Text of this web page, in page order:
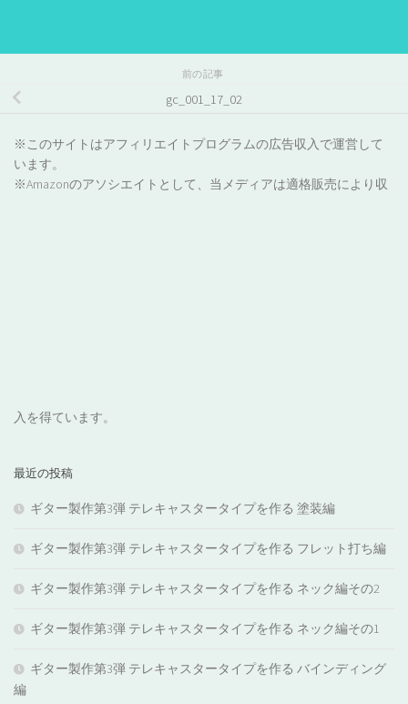
前の記事
gc_001_17_02
※このサイトはアフィリエイトプログラムの広告収入で運営して
います。
※Amazonのアソシエイトとして、当メディアは適格販売により収
入を得ています。
最近の投稿
ギター製作第3弾 テレキャスタータイプを作る 塗装編
ギター製作第3弾 テレキャスタータイプを作る フレット打ち編
ギター製作第3弾 テレキャスタータイプを作る ネック編その2
ギター製作第3弾 テレキャスタータイプを作る ネック編その1
ギター製作第3弾 テレキャスタータイプを作る バインディング
編